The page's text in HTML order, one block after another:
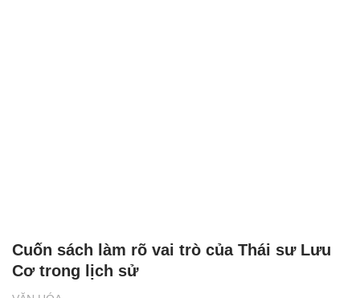
Cuốn sách làm rõ vai trò của Thái sư Lưu
Cơ trong lịch sử